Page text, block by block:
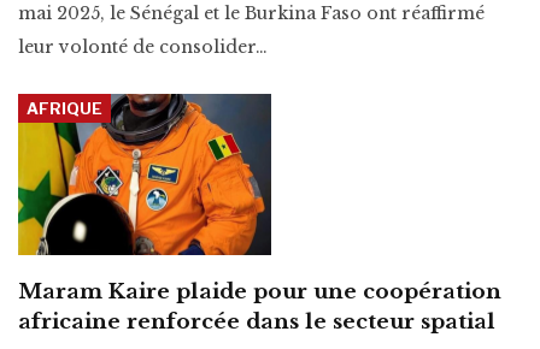
mai 2025, le Sénégal et le Burkina Faso ont réaffirmé
leur volonté de consolider…
AFRIQUE
Maram Kaire plaide pour une coopération
africaine renforcée dans le secteur spatial